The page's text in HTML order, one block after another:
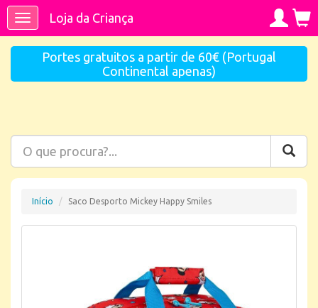
ToggleLoja da Criança
Portes gratuitos a partir de 60€ (Portugal
Continental apenas)
Início Saco Desporto Mickey Happy Smiles